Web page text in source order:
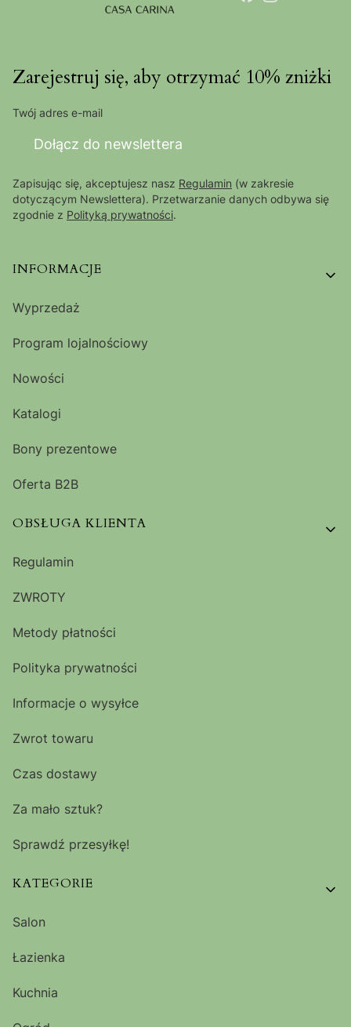
Zarejestruj się, aby otrzymać 10% zniżki
Twój adres e-mail
Dołącz do newslettera
Zapisując się, akceptujesz nasz Regulamin (w zakresie
dotyczącym Newslettera). Przetwarzanie danych odbywa się
zgodnie z Polityką prywatności.
Linki w stopce
INFORMACJE
Wyprzedaż
Program lojalnościowy
Nowości
Katalogi
Bony prezentowe
Oferta B2B
OBSŁUGA KLIENTA
Regulamin
ZWROTY
Metody płatności
Polityka prywatności
Informacje o wysyłce
Zwrot towaru
Czas dostawy
Za mało sztuk?
Sprawdź przesyłkę!
KATEGORIE
Salon
Łazienka
Kuchnia